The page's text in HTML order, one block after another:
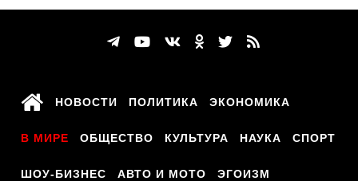
НОВОСТИ ПОЛИТИКА ЭКОНОМИКА
В МИРЕ ОБЩЕСТВО КУЛЬТУРА НАУКА СПОРТ
ШОУ-БИЗНЕС АВТО И МОТО ЭГОИЗМ